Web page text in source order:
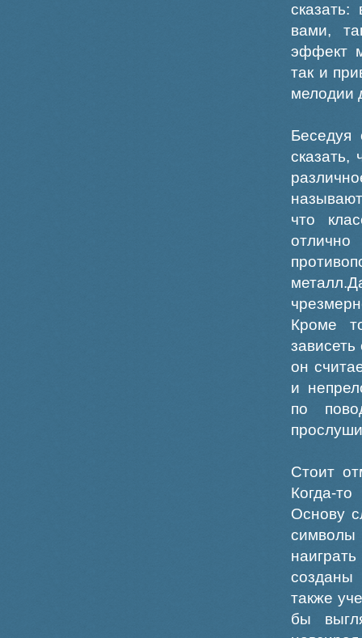
вами,
эффект
так и
мелодии
сказать,
что
Кроме
он
и
по
Стоит
Когда-
Основу
символы
созданы
также
бы